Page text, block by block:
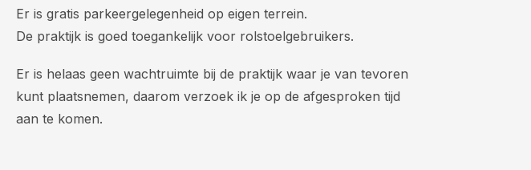
Er is gratis parkeergelegenheid op eigen terrein.
De praktijk is goed toegankelijk voor rolstoelgebruikers.
Er is helaas geen wachtruimte bij de praktijk waar je van tevoren
kunt plaatsnemen, daarom verzoek ik je op de afgesproken tijd
aan te komen.